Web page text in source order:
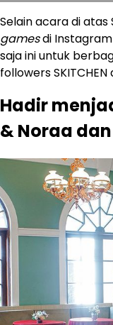
Selain acara di atas
gamesdi
saja ini untuk
followers
Hadir
& Noraa